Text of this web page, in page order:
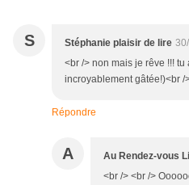
S Stéphanie plaisir de lire
<br /> non mais je rêve !!!
incroyablement gâtée!)<br /
Répondre
A Au Rendez-vous
<br /> <br />